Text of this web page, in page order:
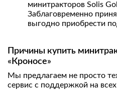
минитракторов Solis
Заблаговременно
выгодно приобрести
Причины купить
«Кроносе»
Мы предлагаем не просто
сервис с поддержкой на всех